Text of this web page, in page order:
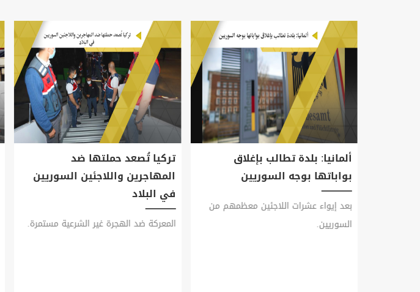
ألمانيا: بلدة تطالب بإغلاق
بواباتها بوجه السوريين
بعد إيواء عشرات اللاجئين معظمهم من
السوريين.
تركيا تُصعد حملتها ضد
المهاجرين واللاجئين السوريين
في البلاد
المعركة ضد الهجرة غير الشرعية مستمرة.